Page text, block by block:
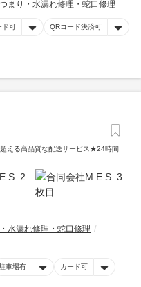
まり・水漏れ修理・蛇口修理
ド可 QRコード決済可
える高品質な配送サービス★24時間
水漏れ修理・蛇口修理
車場有 カード可